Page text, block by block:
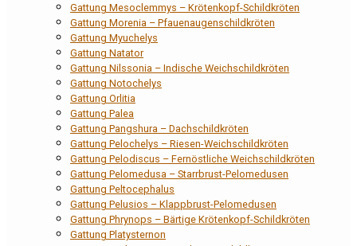
Gattung Mesoclemmys – Krötenkopf-Schildkröten
Gattung Morenia – Pfauenaugenschildkröten
Gattung Myuchelys
Gattung Natator
Gattung Nilssonia – Indische Weichschildkröten
Gattung Notochelys
Gattung Orlitia
Gattung Palea
Gattung Pangshura – Dachschildkröten
Gattung Pelochelys – Riesen-Weichschildkröten
Gattung Pelodiscus – Fernöstliche Weichschildkröten
Gattung Pelomedusa – Starrbrust-Pelomedusen
Gattung Peltocephalus
Gattung Pelusios – Klappbrust-Pelomedusen
Gattung Phrynops – Bärtige Krötenkopf-Schildkröten
Gattung Platysternon